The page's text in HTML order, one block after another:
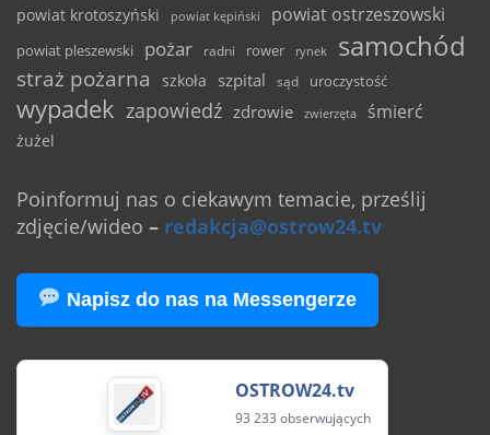
powiat krotoszyński powiat kępiński powiat ostrzeszowski
powiat pleszewski pożar radni rower rynek samochód
straż pożarna szkoła szpital sąd uroczystość
wypadek zapowiedź zdrowie zwierzęta śmierć
żużel
Poinformuj nas o ciekawym temacie, prześlij
zdjęcie/wideo – redakcja@ostrow24.tv
Napisz do nas na Messengerze
OSTROW24.tv
93 233 obserwujących